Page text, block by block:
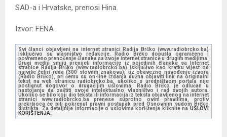
SAD-a i Hrvatske, prenosi Hina.
Izvor: FENA
Svi članci objavljeni na internet stranici Radija Brčko (www.radiobrcko.ba)
isključivo su vlasništvo redakcije. Radio Brčko dopušta ograničeno i
povremeno prenošenje članaka sa svoje internet stranice u drugim medijima.
Drugi mediji smiju prenijeti informacije iz pojedinih članaka sa Internet
stranice Radija Brčko (www.radiobrcko.ba) isključivo kao kratku vijest od
najviše četiri reda (300 slovnih znakova), uz obavezno navođenje izvora
(Radio Brčko), pri čemu su on-line izdanja dužna objaviti link na originalni
tekst na web stranicu radiobrcko.ba, ukoliko s uredništvom portala nije
postignut dogovor o drugačijim uslovima. Radio Brčko je odlučan u
nastojanju da zaštiti svoje intelektualno vlasništvo i rad svojih autora.
Ukoliko se bilo koji dio teksta ili informacija iz teksta objavljenog na internet
stranici www.radiobrcko.ba prenese suprotno ovim pravilima, protiv
prekršioca će biti pokrenut pravni postupak pred Osnovnim sudom Brčko
distrikta. Za detaljnije informacije o uslovima korištenja kliknite na USLOVI
KORIŠTENJA.